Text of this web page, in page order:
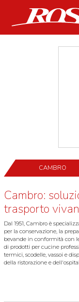
CAMBRO
Cambro:
trasporto
Dal 1951, Cambro è
per la conservazione, la
bevande in conformità con
di prodotti per cucine
termici, scodelle, vassoi e
della ristorazione e